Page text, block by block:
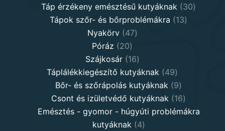
products
Táp érzékeny emésztésű kutyáknak 3030
Tápok szőr- és bőrproblémákra 1313
Nyakörv 4747
Póráz 2020
products
Szájkosár 1616
products
Táplálékkiegészítő kutyáknak 4949
products
Bőr- és szőrápolás kutyáknak 99
products
Csont és izületvédő kutyáknak 1616
products
Emésztés - gyomor - húgyúti problémákra
kutyáknak
44